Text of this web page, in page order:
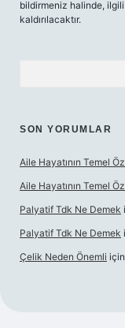
bildirmeniz halinde,
kaldırılacaktır.
SON YORUMLAR
Aile Hayatının Temel
Aile Hayatının Temel
Palyatif Tdk Ne Demek
Palyatif Tdk Ne Demek
Çelik Neden Önemli için